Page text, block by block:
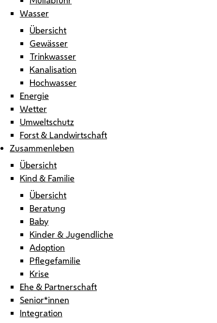
Wasser
Übersicht
Gewässer
Trinkwasser
Kanalisation
Hochwasser
Energie
Wetter
Umweltschutz
Forst & Landwirtschaft
Zusammenleben
Übersicht
Kind & Familie
Übersicht
Beratung
Baby
Kinder & Jugendliche
Adoption
Pflegefamilie
Krise
Ehe & Partnerschaft
Senior*innen
Integration